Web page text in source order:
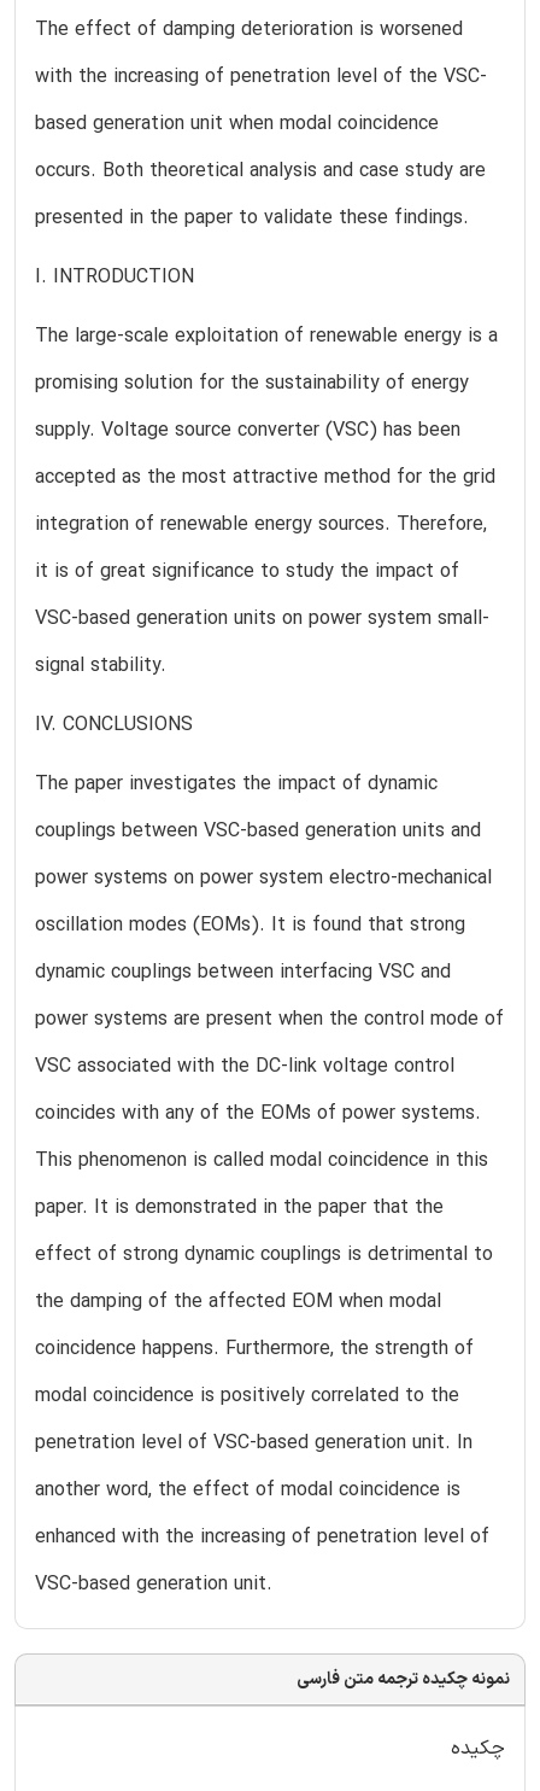
The effect of damping deterioration is worsened
with the increasing of penetration level of the VSC-
based generation unit when modal coincidence
occurs. Both theoretical analysis and case study are
presented in the paper to validate these findings.
I. INTRODUCTION
The large-scale exploitation of renewable energy is a
promising solution for the sustainability of energy
supply. Voltage source converter (VSC) has been
accepted as the most attractive method for the grid
integration of renewable energy sources. Therefore,
it is of great significance to study the impact of
VSC-based generation units on power system small-
signal stability.
IV. CONCLUSIONS
The paper investigates the impact of dynamic
couplings between VSC-based generation units and
power systems on power system electro-mechanical
oscillation modes (EOMs). It is found that strong
dynamic couplings between interfacing VSC and
power systems are present when the control mode of
VSC associated with the DC-link voltage control
coincides with any of the EOMs of power systems.
This phenomenon is called modal coincidence in this
paper. It is demonstrated in the paper that the
effect of strong dynamic couplings is detrimental to
the damping of the affected EOM when modal
coincidence happens. Furthermore, the strength of
modal coincidence is positively correlated to the
penetration level of VSC-based generation unit. In
another word, the effect of modal coincidence is
enhanced with the increasing of penetration level of
VSC-based generation unit.
نمونه چکیده ترجمه متن فارسی
چکیده